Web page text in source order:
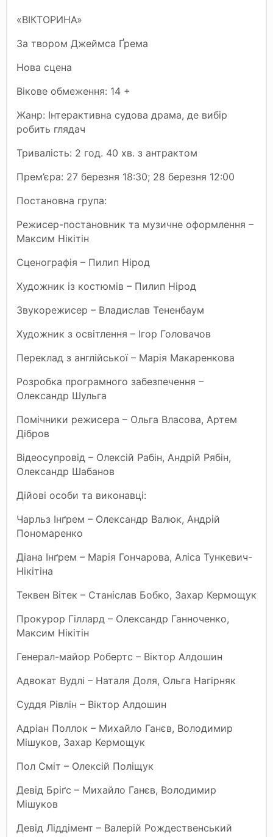
«ВІКТОРИНА»
За твором Джеймса Ґрема
Нова сцена
Вікове обмеження: 14 +
Жанр: Інтерактивна судова драма, де вибір
робить глядач
Тривалість: 2 год. 40 хв. з антрактом
Прем’єра: 27 березня 18:30; 28 березня 12:00
Постановна група:
Режисер-постановник та музичне оформлення –
Максим Нікітін
Сценографія – Пилип Нірод
Художник із костюмів – Пилип Нірод
Звукорежисер – Владислав Тененбаум
Художник з освітлення – Ігор Головачов
Переклад з англійської – Марія Макаренкова
Розробка програмного забезпечення –
Олександр Шульга
Помічники режисера – Ольга Власова, Артем
Дібров
Відеосупровід – Олексій Рабін, Андрій Рябін,
Олександр Шабанов
Дійові особи та виконавці:
Чарльз Інґрем – Олександр Валюк, Андрій
Пономаренко
Діана Інґрем – Марія Гончарова, Аліса Тункевич-
Нікітіна
Теквен Вітек – Станіслав Бобко, Захар Кермощук
Прокурор Гіллард – Олександр Ганноченко,
Максим Нікітін
Генерал-майор Робертс – Віктор Алдошин
Адвокат Вудлі – Наталя Доля, Ольга Нагірняк
Суддя Рівлін – Віктор Алдошин
Адріан Поллок – Михайло Ганєв, Володимир
Мішуков, Захар Кермощук
Пол Сміт – Олексій Поліщук
Девід Бріґс – Михайло Ганєв, Володимир
Мішуков
Девід Ліддімент – Валерій Рождественський